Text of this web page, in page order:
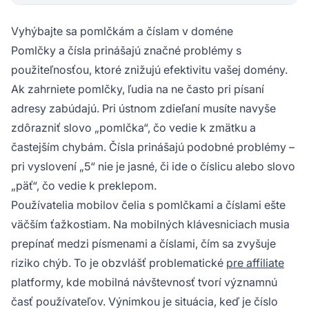
Vyhýbajte sa pomlčkám a číslam v doméne
Pomlčky a čísla prinášajú značné problémy s
použiteľnosťou, ktoré znižujú efektivitu vašej domény.
Ak zahrniete pomlčky, ľudia na ne často pri písaní
adresy zabúdajú. Pri ústnom zdieľaní musíte navyše
zdôrazniť slovo „pomlčka“, čo vedie k zmätku a
častejším chybám. Čísla prinášajú podobné problémy –
pri vyslovení „5“ nie je jasné, či ide o číslicu alebo slovo
„päť“, čo vedie k preklepom.
Používatelia mobilov čelia s pomlčkami a číslami ešte
väčším ťažkostiam. Na mobilných klávesniciach musia
prepínať medzi písmenami a číslami, čím sa zvyšuje
riziko chýb. To je obzvlášť problematické pre affiliate
platformy, kde mobilná návštevnosť tvorí významnú
časť používateľov. Výnimkou je situácia, keď je číslo